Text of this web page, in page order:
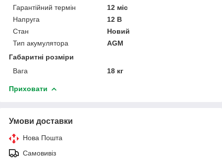
Гарантійний термін
12 міс
Напруга
12 В
Стан
Новий
Тип акумулятора
AGM
Габаритні розміри
Вага
18 кг
Приховати
Умови доставки
Нова Пошта
Самовивіз